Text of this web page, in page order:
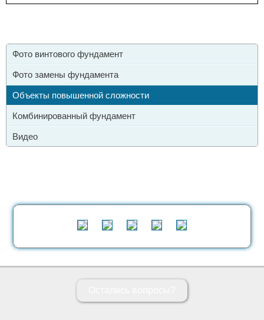
Фото винтового фундамент
Фото замены фундамента
Объекты повышенной сложности
Комбинированный фундамент
Видео